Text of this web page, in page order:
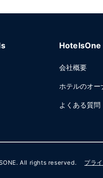
HotelsOne
会社概要
ホテルのオー
よくある質問
. All rights reserved. プラ